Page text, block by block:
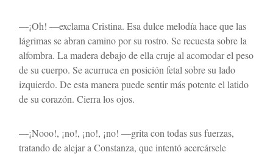
—¡Oh! —exclama Cristina. Esa dulce melodía hace que las
lágrimas se abran camino por su rostro. Se recuesta sobre la
alfombra. La madera debajo de ella cruje al acomodar el peso
de su cuerpo. Se acurruca en posición fetal sobre su lado
izquierdo. De esta manera puede sentir más potente el latido
de su corazón. Cierra los ojos.
—¡Nooo!, ¡no!, ¡no!, ¡no! —grita con todas sus fuerzas,
tratando de alejar a Constanza, que intentó acercársele